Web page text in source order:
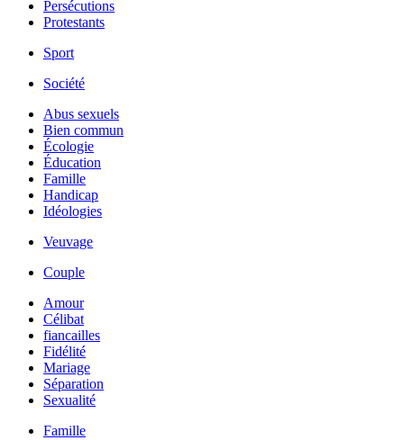
Persécutions
Protestants
Sport
Société
Abus sexuels
Bien commun
Écologie
Éducation
Famille
Handicap
Idéologies
Veuvage
Couple
Amour
Célibat
fiancailles
Fidélité
Mariage
Séparation
Sexualité
Famille